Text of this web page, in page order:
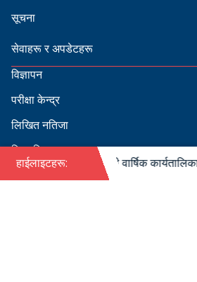
सूचना
सेवाहरू र अपडेटहरू
विज्ञापन
परीक्षा केन्द्र
लिखित नतिजा
सिफारिस
हाईलाइटहरू:
०८४ को पदपूर्ति सम्बन्धी वार्षिक कार्यतालिका